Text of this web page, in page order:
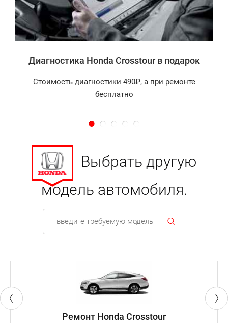
Кросстур;
диагностику Хонда Кросстур;
шиномонтаж Хонда Кросстур.
Изучив отзывы клиентов автосервиса, можно
убедиться, что любые проблемы наши
квалифицированные специалисты решают
Диагностика Honda Crosstour в подарок
Стоимость диагностики 490₽, а при ремонте
бесплатно
Выбрать другую
модель автомобиля.
Ремонт Honda Crosstour